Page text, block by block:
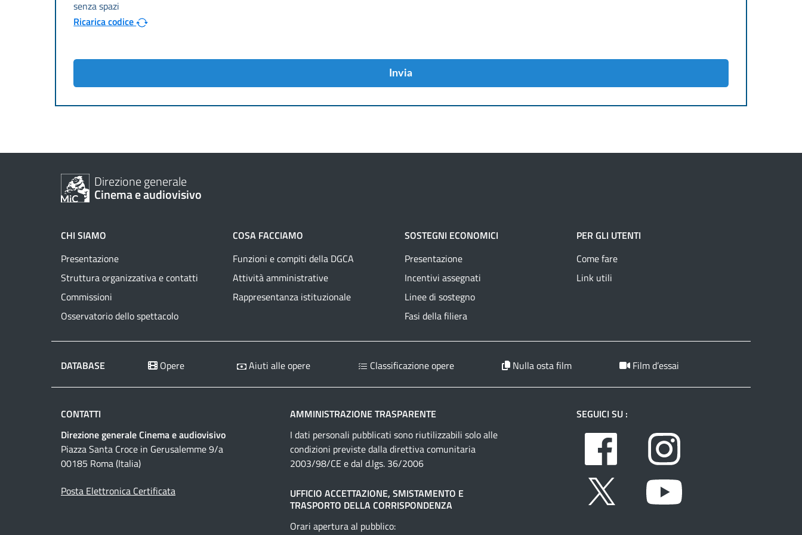
Ricarica codice
Invia
Direzione generale
Cinema e audiovisivo
CHI SIAMO
Presentazione
Struttura organizzativa e contatti
Commissioni
Osservatorio dello spettacolo
COSA FACCIAMO
Funzioni e compiti della DGCA
Attività amministrative
Rappresentanza istituzionale
SOSTEGNI ECONOMICI
Presentazione
Incentivi assegnati
Linee di sostegno
Fasi della filiera
PER GLI UTENTI
Come fare
Link utili
DATABASE Opere Aiuti alle opere Classificazione opere Nulla osta film Film d’essai
CONTATTI
Direzione generale Cinema e audiovisivo
Piazza Santa Croce in Gerusalemme 9/a
00185 Roma (Italia)
Posta Elettronica Certificata
AMMINISTRAZIONE TRASPARENTE
I dati personali pubblicati sono riutilizzabili solo alle
condizioni previste dalla direttiva comunitaria
2003/98/CE e dal d.lgs. 36/2006
UFFICIO ACCETTAZIONE, SMISTAMENTO E
TRASPORTO DELLA CORRISPONDENZA
Orari apertura al pubblico:
SEGUICI SU :
Facebook
Twitter